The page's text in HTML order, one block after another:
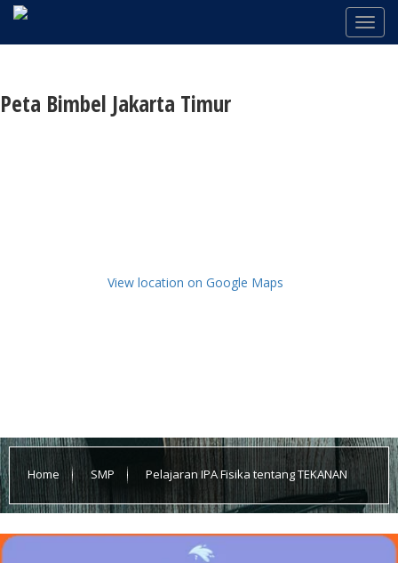
Peta Bimbel Jakarta Timur
View location on Google Maps
Home SMP Pelajaran IPA Fisika tentang TEKANAN